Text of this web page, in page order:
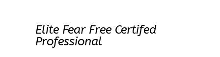
Elite Fear Free Certifed
Professional